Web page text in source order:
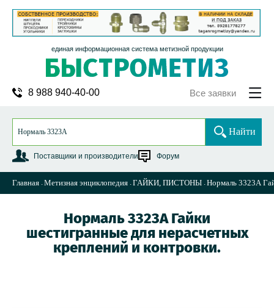
единая информационная система метизной продукции
8 988 940-40-00 Все заявки
Поставщики и производители Форум
Найти
Главная Метизная энциклопедия ГАЙКИ, ПИСТОНЫ Нормаль 3323А
Нормаль 3323А Гайки
шестигранные для нерасчетных
креплений и контровки.